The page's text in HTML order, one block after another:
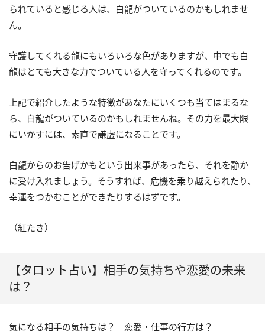
られていると感じる人は、白龍がついているのかもしれませ
ん。
守護してくれる龍にもいろいろな色がありますが、中でも白
龍はとても大きな力でついている人を守ってくれるのです。
上記で紹介したような特徴があなたにいくつも当てはまるな
ら、白龍がついているのかもしれませんね。その力を最大限
にいかすには、素直で謙虚になることです。
白龍からのお告げかもという出来事があったら、それを静か
に受け入れましょう。そうすれば、危機を乗り越えられたり、
幸運をつかむことができたりするはずです。
（紅たき）
【タロット占い】相手の気持ちや恋愛の未来
は？
気になる相手の気持ちは？ 恋愛・仕事の行方は？